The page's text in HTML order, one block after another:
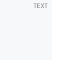
TEXT